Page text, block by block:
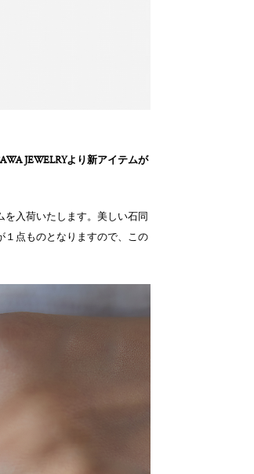
JEWELRYより新アイテムが
入荷いたします。美しい石同
１点ものとなりますので、この